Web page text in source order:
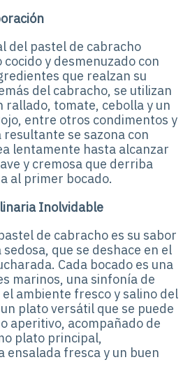
del pastel de cabracho
y desmenuzado con
que realzan su
del cabracho, se utilizan
rallado, tomate, cebolla y un
entre otros condimentos y
resultante se sazona con
lentamente hasta alcanzar
y cremosa que derriba
al primer bocado.
Inolvidable
de cabracho es su sabor
que se deshace en el
Cada bocado es una
marinos, una sinfonía de
ambiente fresco y salino del
plato versátil que se puede
aperitivo, acompañado de
plato principal,
ensalada fresca y un buen